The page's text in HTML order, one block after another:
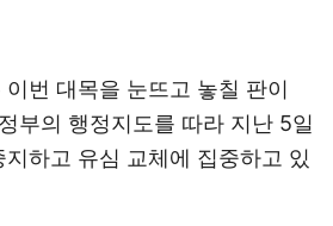
번 대목을 눈뜨고 놓칠 판이
부의 행정지도를 따라 지난 5일
하고 유심 교체에 집중하고 있